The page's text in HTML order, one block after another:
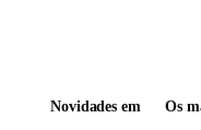
Novidades em Os